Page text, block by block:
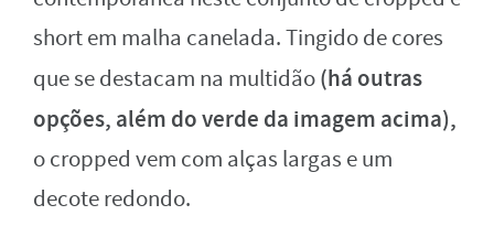
short em malha canelada. Tingido de cores
que se destacam na multidão(há outras
opções, além do verde da imagem acima),
o cropped vem com alças largas e um
decote redondo.